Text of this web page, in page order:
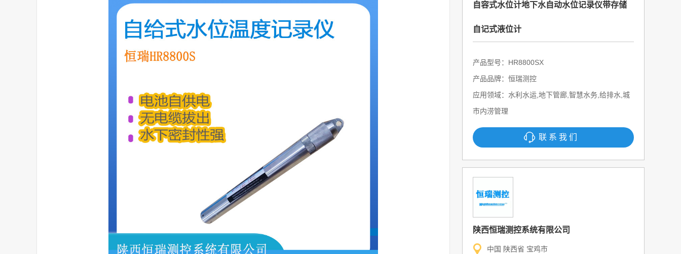
自容式水位计地下水自动水位记录仪带存储
自记式液位计
产品型号：HR8800SX
产品品牌：恒瑞测控
应用领域：水利水运,地下管廊,智慧水务,给排水,城
市内涝管理
联系我们
陕西恒瑞测控系统有限公司
中国 陕西省 宝鸡市